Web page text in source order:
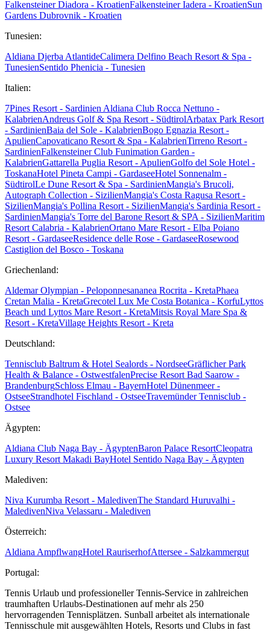
Falkensteiner Diadora - KroatienFalkensteiner Iadera - KroatienSun
Gardens Dubrovnik - Kroatien
Tunesien:
Aldiana Djerba AtlantideCalimera Delfino Beach Resort & Spa -
TunesienSentido Phenicia - Tunesien
Italien:
7Pines Resort - Sardinien Aldiana Club Rocca Nettuno -
KalabrienAndreus Golf & Spa Resort - SüdtirolArbatax Park Resort
- SardinienBaia del Sole - KalabrienBogo Egnazia Resort -
ApulienCapovaticano Resort & Spa - KalabrienTirreno Resort -
SardinienFalkensteiner Club Funimation Garden -
KalabrienGattarella Puglia Resort - ApulienGolfo del Sole Hotel -
ToskanaHotel Pineta Campi - GardaseeHotel Sonnenalm -
SüdtirolLe Dune Resort & Spa - SardinienMangia's Brucoli,
Autograph Collection - SizilienMangia's Costa Ragusa Resort -
SizilienMangia's Pollina Resort - SizilienMangia's Sardinia Resort -
SardinienMangia's Torre del Barone Resort & SPA - SizilienMaritim
Resort Calabria - KalabrienOrtano Mare Resort - Elba Poiano
Resort - GardaseeResidence delle Rose - GardaseeRosewood
Castiglion del Bosco - Toskana
Griechenland:
Aldemar Olympian - Peloponnesananea Rocrita - KretaPhaea
Cretan Malia - KretaGrecotel Lux Me Costa Botanica - KorfuLyttos
Beach und Lyttos Mare Resort - KretaMitsis Royal Mare Spa &
Resort - KretaVillage Heights Resort - Kreta
Deutschland:
Tennisclub Baltrum & Hotel Sealords - NordseeGräflicher Park
Health & Balance - OstwestfalenPrecise Resort Bad Saarow -
BrandenburgSchloss Elmau - BayernHotel Dünenmeer -
OstseeStrandhotel Fischland - OstseeTravemünder Tennisclub -
Ostsee
Ägypten:
Aldiana Club Naga Bay - ÄgyptenBaron Palace ResortCleopatra
Luxury Resort Makadi BayHotel Sentido Naga Bay - Ägypten
Malediven:
Niva Kurumba Resort - MaledivenThe Standard Huruvalhi -
MaledivenNiva Velassaru - Malediven
Österreich:
Aldiana AmpflwangHotel RauriserhofAttersee - Salzkammergut
Portugal:
Tennis Urlaub und professioneller Tennis-Service in zahlreichen
traumhaften Urlaubs-Destinationen auf mehr als 250
hervorragenden Tennisplätzen. Sunball arbeitet als internationale
Tennisschule mit ausgewählten Hotels, Resorts und Clubs in fast